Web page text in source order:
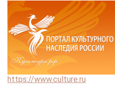
https://www.culture.ru